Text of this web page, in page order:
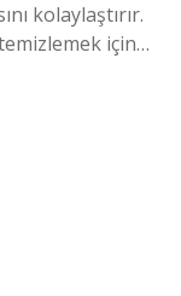
kolaylaştırır.
için…